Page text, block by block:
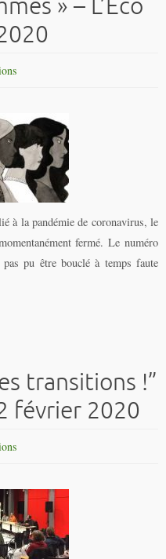
» – L’Eco
à la pandémie de coronavirus, le
fermé. Le numéro
pu être bouclé à temps faute
transitions !”
février 2020